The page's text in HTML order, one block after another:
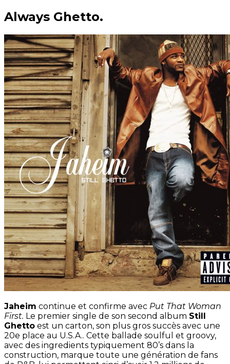
Always Ghetto.
Jaheim continue et confirme avec Put That Woman
First. Le premier single de son second album Still
Ghetto est un carton, son plus gros succès avec une
20e place au U.S.A.. Cette ballade soulful et groovy,
avec des ingredients typiquement 80’s dans la
construction, marque toute une génération de fans